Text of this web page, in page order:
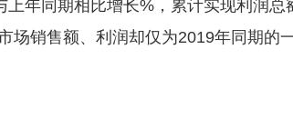
上年同期相比增长%，累计实现利润
场销售额、利润却仅为2019年同期的一